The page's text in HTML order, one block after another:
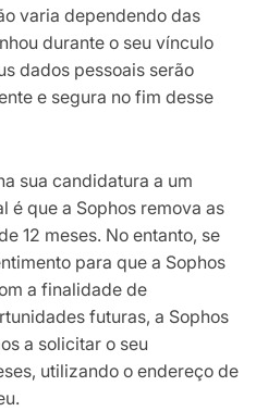
varia dependendo das
durante o seu vínculo
dados pessoais serão
e segura no fim desse
sua candidatura a um
é que a Sophos remova as
12 meses. No entanto, se
para que a Sophos
a finalidade de
futuras, a Sophos
a solicitar o seu
utilizando o endereço de